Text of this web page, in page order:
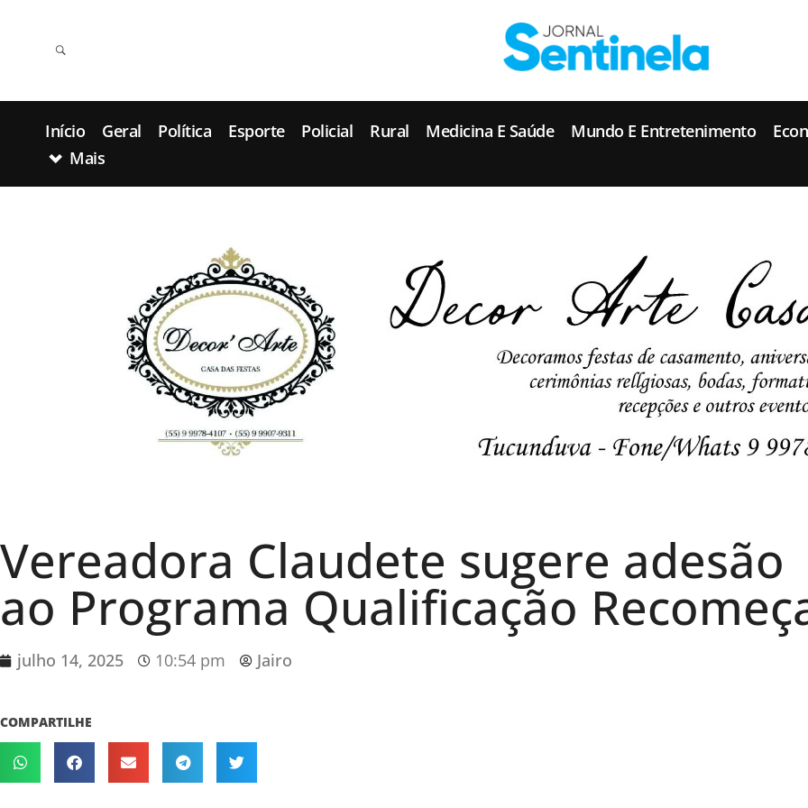
Início Geral Política Esporte Policial Rural Medicina E Saúde Mundo E Entretenimento
Mais
Vereadora Claudete sugere adesão
ao Programa Qualificação
julho 14, 2025 10:54 pm Jairo
COMPARTILHE